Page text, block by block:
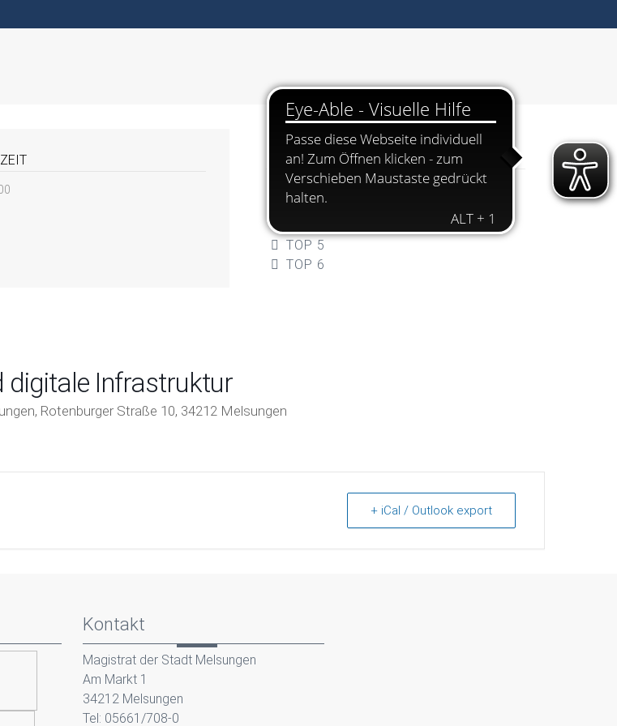
Dokumente
AUEdIHomepage[17731]
Einladung 30.06.2021
TOP 5
TOP 6
digitale Infrastruktur
Rotenburger Straße 10, 34212 Melsungen
+ iCal / Outlook export
Kontakt
Magistrat der Stadt Melsungen
Am Markt 1
34212 Melsungen
Tel: 05661/708-0